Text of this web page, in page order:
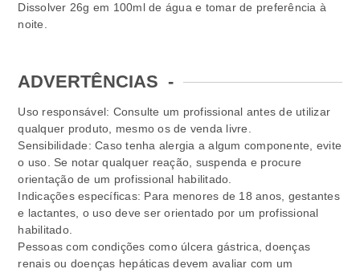
Dissolver 26g em 100ml de água e tomar de preferência à
noite.
ADVERTÊNCIAS -
Uso responsável: Consulte um profissional antes de utilizar
qualquer produto, mesmo os de venda livre.
Sensibilidade: Caso tenha alergia a algum componente, evite
o uso. Se notar qualquer reação, suspenda e procure
orientação de um profissional habilitado.
Indicações específicas: Para menores de 18 anos, gestantes
e lactantes, o uso deve ser orientado por um profissional
habilitado.
Pessoas com condições como úlcera gástrica, doenças
renais ou doenças hepáticas devem avaliar com um